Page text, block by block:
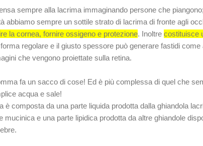
sempre alla lacrima immaginando persone che
abbiamo sempre un sottile strato di lacrima di fronte agli
la cornea, fornire ossigeno e protezione. Inoltre costituisce
regolare e il giusto spessore può generare fastidi
che vengono proiettate sulla retina.
fa un sacco di cose! Ed è più complessa di quel che
acqua e sale!
è composta da una parte liquida prodotta dalla ghiandola
mucinica e una parte lipidica prodotta da altre ghiandole